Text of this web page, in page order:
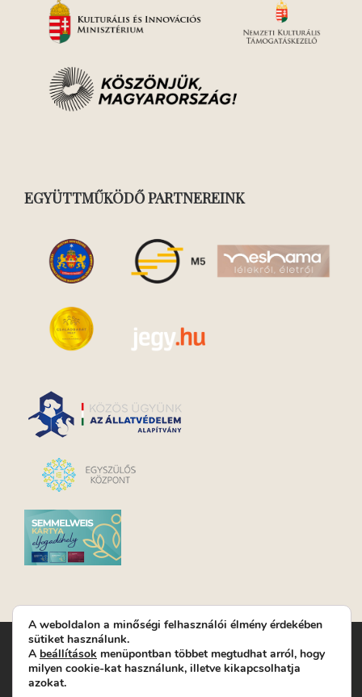
EGYÜTTMŰKÖDŐ PARTNEREINK
Turay Ida Színház Közhasznú Nonprofit Kft. | Működési
helyszín: Turay Ida Színház 1089 Budapest, Kálvária tér 6. |
Levelezési cím: 1089 Budapest, Kálvária tér 14. | Titkárság:
A weboldalon a minőségi felhasználói élmény érdekében
sütiket használunk.
A beállítások menüpontban többet megtudhat arról, hogy
milyen cookie-kat használunk, illetve kikapcsolhatja
azokat.